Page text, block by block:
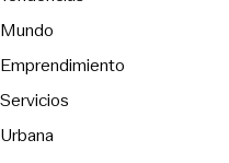
Mundo
Emprendimiento
Servicios
Urbana